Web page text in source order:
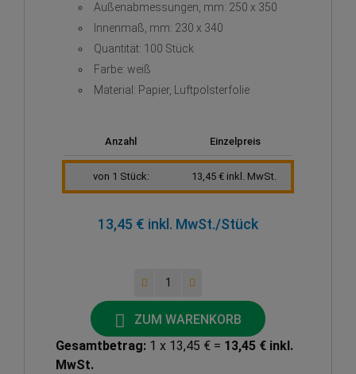
Außenabmessungen, mm: 250 x 350
Innenmaß, mm: 230 x 340
Quantität: 100 Stück
Farbe: weiß
Material: Papier, Luftpolsterfolie
Anzahl Einzelpreis
von 1 Stück: 13,45 € inkl. MwSt.
13,45 € inkl. MwSt./Stück
ZUM WARENKORB
Gesamtbetrag: 1 x 13,45 € = 13,45 € inkl.
MwSt.